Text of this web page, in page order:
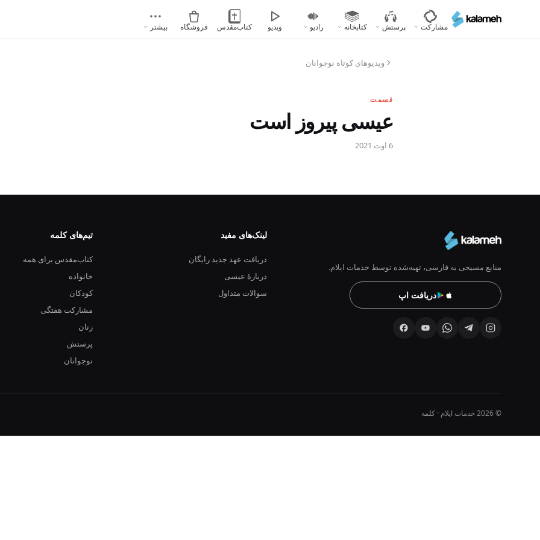
محتوای
مشارکت پرستش کتابخانه رادیو ویدیو کتاب‌مقدس فروشگاه بیشتر
ویدیو‌های کوتاه نوجوانان
قسمت
عیسی پیروز است
6 اوت 2021
منابع مسیحی به فارسی، تهیه‌شده توسط خدمات ایلام.
دریافت اپ
لینک‌های مفید
دریافت عهد جدید رایگان
دربارهٔ عیسی
سوالات متداول
تیم‌های کلمه
کتاب‌مقدس برای همه
خانواده
کودکان
مشارکت هفتگی
زنان
پرستش
نوجوانان
© 2026 خدمات ایلام · کلمه